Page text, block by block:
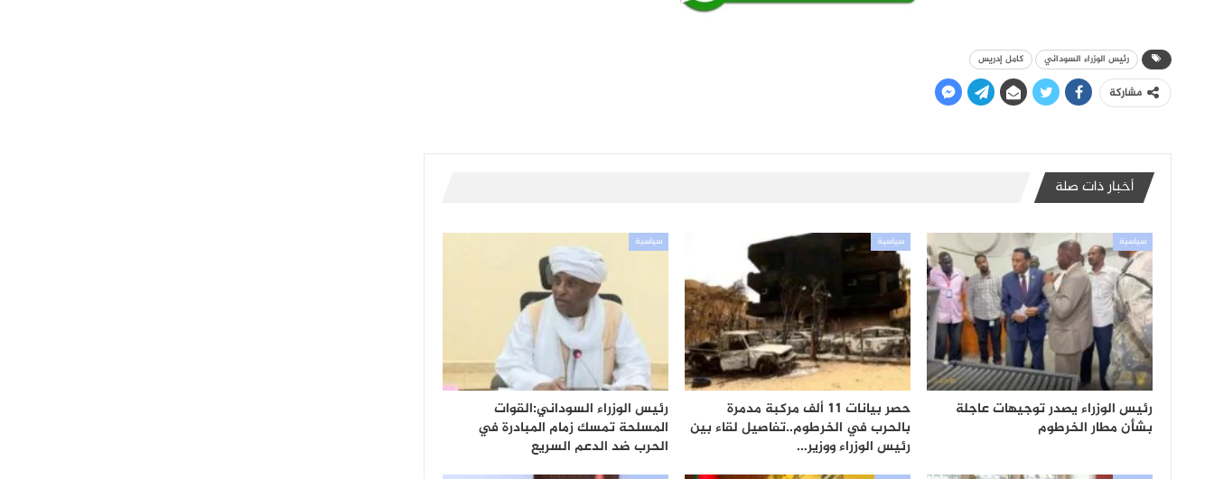
رئيس الوزراء السوداني كامل إدريس
مشاركة
أخبار ذات صلة
سياسية
رئيس الوزراء يصدر توجيهات عاجلة
بشأن مطار الخرطوم
سياسية
حصر بيانات 11 ألف مركبة مدمرة
بالحرب في الخرطوم..تفاصيل لقاء بين
رئيس الوزراء ووزير…
سياسية
رئيس الوزراء السوداني:القوات
المسلحة تمسك زمام المبادرة في
الحرب ضد الدعم السريع